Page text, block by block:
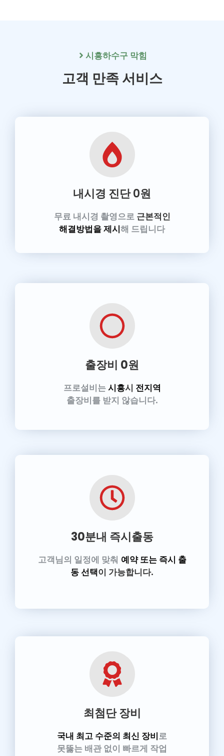
시흥하수구 막힘
고객 만족 서비스
내시경 진단0원
무료 내시경 촬영으로 근본적인
해결방법을 제시해 드립니다
출장비 0원
프로설비는시흥시 전지역
출장비를 받지 않습니다.
30분내 즉시출동
고객님의 일정에 맞춰 예약 또는 즉시 출
동 선택이 가능합니다.
최첨단 장비
국내 최고 수준의 최신 장비로
못뚫는 배관 없이 빠르게 작업